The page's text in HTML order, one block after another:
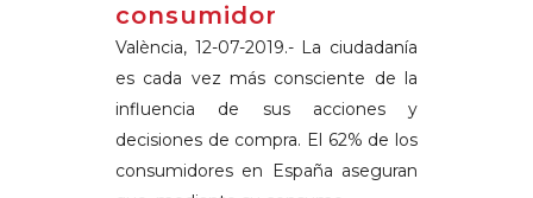
consumidor
València, 12-07-2019.- La ciudadanía
es cada vez más consciente de la
influencia de sus acciones y
decisiones de compra. El 62% de los
consumidores en España aseguran